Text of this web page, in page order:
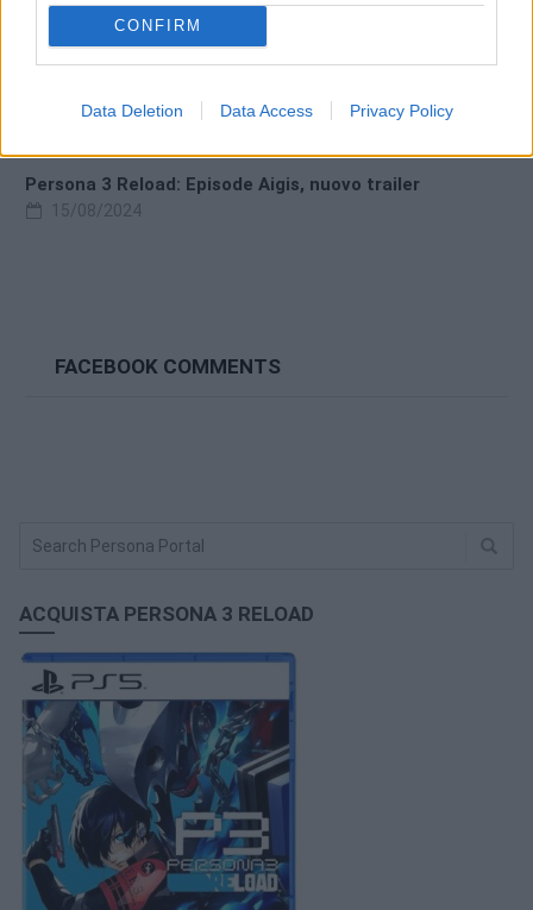
CONFIRM
Data Deletion Data Access Privacy Policy
Persona 3 Reload: Episode Aigis, nuovo trailer
15/08/2024
FACEBOOK COMMENTS
ACQUISTA PERSONA 3 RELOAD